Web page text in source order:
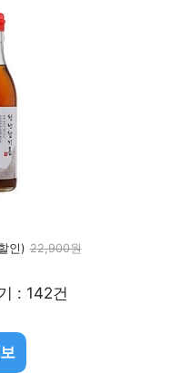
인) 22,900원
: 142건